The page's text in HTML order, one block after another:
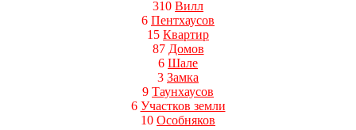
310 Вилл
6 Пентхаусов
15 Квартир
87 Домов
6 Шале
3 Замка
9 Таунхаусов
6 Участков земли
10 Особняков